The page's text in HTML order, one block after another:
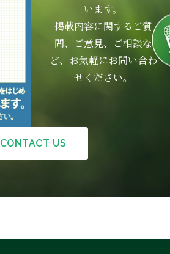
います。
掲載内容に関するご質
問、ご意見、ご相談な
ど、お気軽にお問い合わ
せください。
CONTACT US